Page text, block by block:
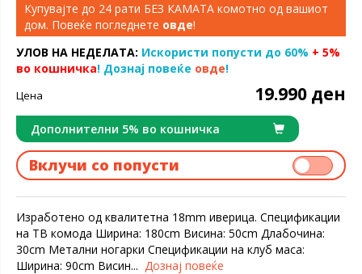
Купувајте до 24 рати БЕЗ КАМАТА комотно од вашиот
дом. Повеќе погледнете овде!
УЛОВ НА НЕДЕЛАТА: Искористи попусти до 60% + 5%
во кошничка! Дознај повеќе овде!
Цена 19.990 ден
Дополнителни 5% во кошничка
Вклучи со попусти
Изработено од квалитетна 18mm иверица. Спецификации
на ТВ комода Ширина: 180cm Висина: 50cm Длабочина:
30cm Метални ногарки Спецификации на клуб маса:
Ширина: 90cm Висин... Дознај повеќе